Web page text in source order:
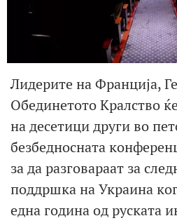
Лидерите на Франција,
Обединетото Кралство
на десетици други во
безбедносната
за да разговараат за
поддршка на Украина
една година од руската